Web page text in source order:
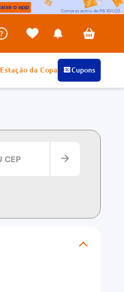
Estação da Copa Cupons